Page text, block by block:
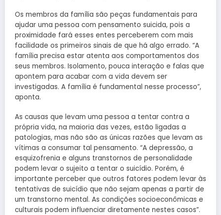
Os membros da família são peças fundamentais para
ajudar uma pessoa com pensamento suicida, pois a
proximidade fará esses entes perceberem com mais
facilidade os primeiros sinais de que há algo errado. “A
família precisa estar atenta aos comportamentos dos
seus membros. Isolamento, pouca interação e falas que
apontem para acabar com a vida devem ser
investigadas. A família é fundamental nesse processo”,
aponta.
As causas que levam uma pessoa a tentar contra a
própria vida, na maioria das vezes, estão ligadas a
patologias, mas não são as únicas razões que levam as
vítimas a consumar tal pensamento. “A depressão, a
esquizofrenia e alguns transtornos de personalidade
podem levar o sujeito a tentar o suicídio. Porém, é
importante perceber que outros fatores podem levar às
tentativas de suicídio que não sejam apenas a partir de
um transtorno mental. As condições socioeconômicas e
culturais podem influenciar diretamente nestes casos”.